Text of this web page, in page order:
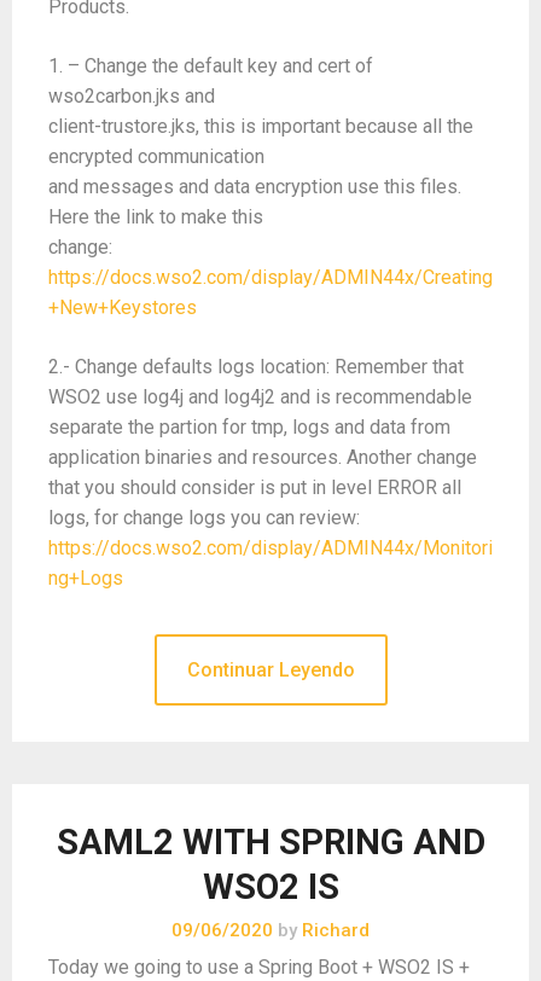
Products.
1. – Change the default key and cert of
wso2carbon.jks and
client-trustore.jks, this is important because all the
encrypted communication
and messages and data encryption use this files.
Here the link to make this
change:
https://docs.wso2.com/display/ADMIN44x/Creating
+New+Keystores
2.- Change defaults logs location: Remember that
WSO2 use log4j and log4j2 and is recommendable
separate the partion for tmp, logs and data from
application binaries and resources. Another change
that you should consider is put in level ERROR all
logs, for change logs you can review:
https://docs.wso2.com/display/ADMIN44x/Monitori
ng+Logs
Continuar Leyendo
SAML2 WITH SPRING AND
WSO2 IS
09/06/2020 by Richard
Today we going to use a Spring Boot + WSO2 IS +